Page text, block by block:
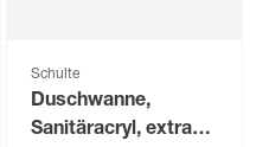
Schulte
Duschwanne,
Sanitäracryl, extra-